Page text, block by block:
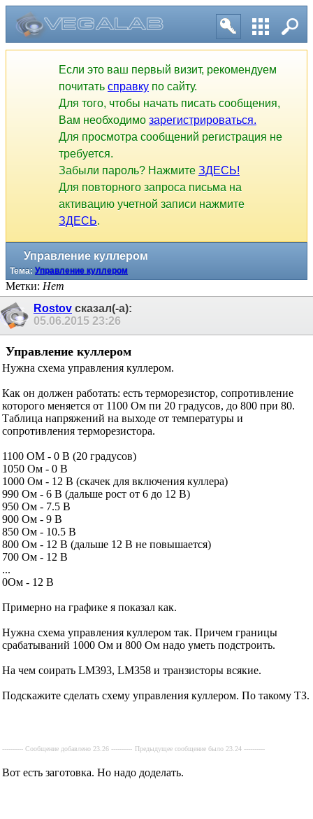
Если это ваш первый визит, рекомендуем
почитать справку по сайту.
Для того, чтобы начать писать сообщения,
Вам необходимо зарегистрироваться.
Для просмотра сообщений регистрация не
требуется.
Забыли пароль? Нажмите ЗДЕСЬ!
Для повторного запроса письма на
активацию учетной записи нажмите
ЗДЕСЬ.
Управление куллером
Тема: Управление куллером
Метки: Нет
Rostov сказал(-а):
05.06.2015 23:26
Управление куллером
Нужна схема управления куллером.
Как он должен работать: есть терморезистор, сопротивление
которого меняется от 1100 Ом пи 20 градусов, до 800 при 80.
Таблица напряжений на выходе от температуры и
сопротивления терморезистора.
1100 ОМ - 0 В (20 градусов)
1050 Ом - 0 В
1000 Ом - 12 В (скачек для включения куллера)
990 Ом - 6 В (дальше рост от 6 до 12 В)
950 Ом - 7.5 В
900 Ом - 9 В
850 Ом - 10.5 В
800 Ом - 12 В (дальше 12 В не повышается)
700 Ом - 12 В
...
0Ом - 12 В
Примерно на графике я показал как.
Нужна схема управления куллером так. Причем границы
срабатываний 1000 Ом и 800 Ом надо уметь подстроить.
На чем соирать LM393, LM358 и транзисторы всякие.
Подскажите сделать схему управления куллером. По такому ТЗ.